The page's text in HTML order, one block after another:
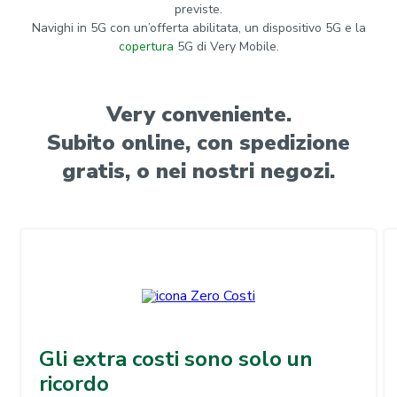
previste.
Navighi in 5G con un’offerta abilitata, un dispositivo 5G e la
copertura 5G di Very Mobile.
Very conveniente.
Subito online, con spedizione
gratis, o nei nostri negozi.
Gli extra costi sono solo un
ricordo